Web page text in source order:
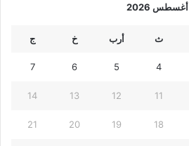
أغسطس 2026
ث أرب خ ج
4
5
6
7
11
12
13
14
18
19
20
21